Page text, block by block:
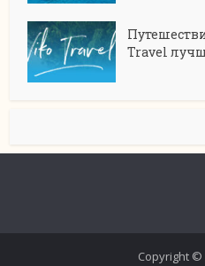
Travel
Copyright ©